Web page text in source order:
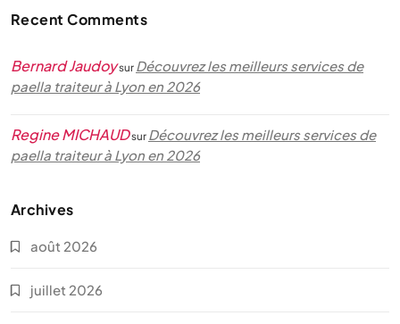
Recent Comments
Bernard Jaudoysur Découvrez les meilleurs services de
paella traiteur à Lyon en 2026
Regine MICHAUDsur Découvrez les meilleurs services de
paella traiteur à Lyon en 2026
Archives
août 2026
juillet 2026